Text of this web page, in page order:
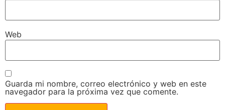
Web
Guarda mi nombre, correo electrónico y web en este
navegador para la próxima vez que comente.